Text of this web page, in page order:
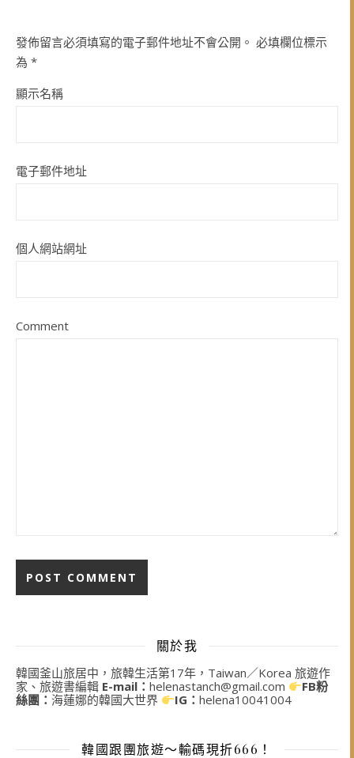
發佈留言必須填寫的電子郵件地址不會公開。 必填欄位標示
為 *
顯示名稱
電子郵件地址
個人網站網址
Comment
關於我
韓國釜山旅居中，旅韓生活第17年，Taiwan／Korea 旅遊作
家、旅遊書編輯 E-mail： helenastanch@gmail.com
FB粉
絲團： 海蓮娜的韓國大世界 IG：helena10041004
韓國跟團旅遊～輸碼現折666！